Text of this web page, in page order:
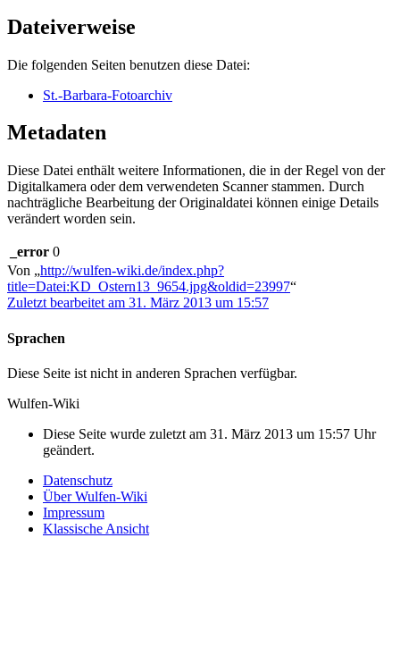
Dateiverweise
Die folgenden Seiten benutzen diese Datei:
St.-Barbara-Fotoarchiv
Metadaten
Diese Datei enthält weitere Informationen, die in der Regel von der
Digitalkamera oder dem verwendeten Scanner stammen. Durch
nachträgliche Bearbeitung der Originaldatei können einige Details
verändert worden sein.
_error 0
Von „http://wulfen-wiki.de/index.php?
title=Datei:KD_Ostern13_9654.jpg&oldid=23997“
Zuletzt bearbeitet am 31. März 2013 um 15:57
Sprachen
Diese Seite ist nicht in anderen Sprachen verfügbar.
Wulfen-Wiki
Diese Seite wurde zuletzt am 31. März 2013 um 15:57 Uhr
geändert.
Datenschutz
Über Wulfen-Wiki
Impressum
Klassische Ansicht